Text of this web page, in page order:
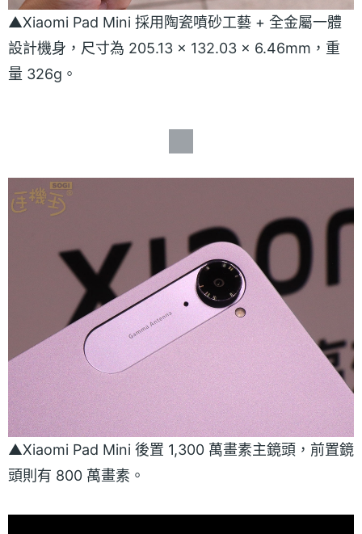
▲Xiaomi Pad Mini 採用陶瓷噴砂工藝 + 全金屬一體
設計機身，尺寸為 205.13 × 132.03 × 6.46mm，重
量 326g。
▲Xiaomi Pad Mini 後置 1,300 萬畫素主鏡頭，前置鏡
頭則有 800 萬畫素。